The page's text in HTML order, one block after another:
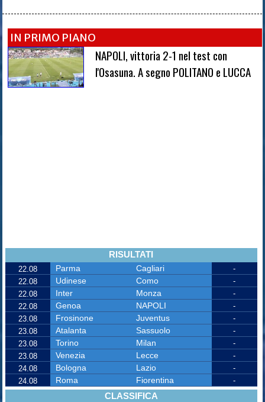
IN PRIMO PIANO
NAPOLI, vittoria 2-1 nel test con
l'Osasuna. A segno POLITANO e LUCCA
RISULTATI
22.08 Parma Cagliari
-
22.08
Udinese Como
-
22.08
Inter Monza
-
22.08
Genoa NAPOLI
-
23.08
Frosinone Juventus
-
23.08
Atalanta Sassuolo
-
23.08
Torino Milan
-
23.08
Venezia Lecce
-
24.08
Bologna Lazio
-
24.08
Roma Fiorentina -
CLASSIFICA